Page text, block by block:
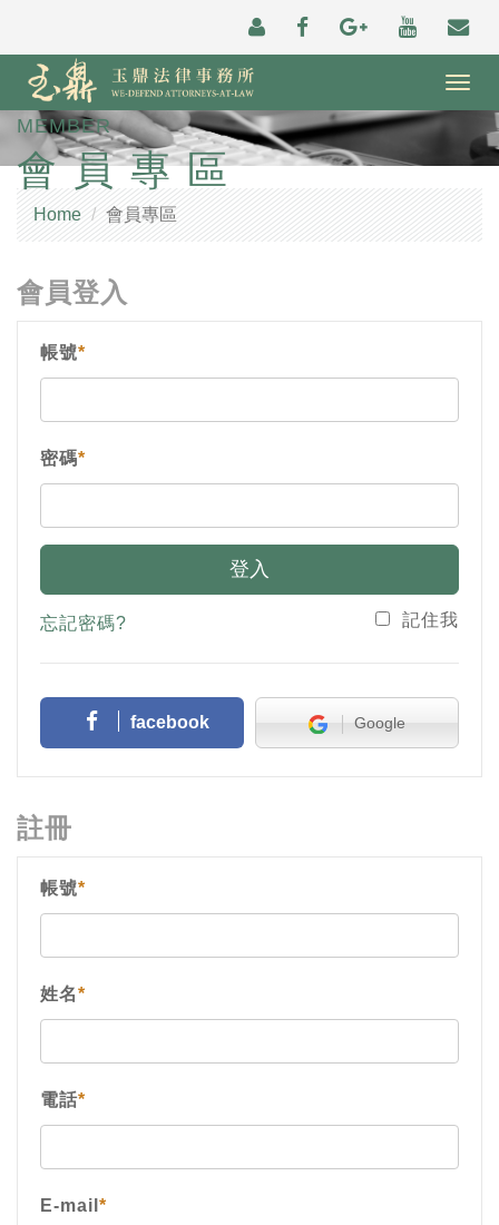
MEMBER
會員專區
Home 會員專區
會員登入
帳號*
密碼*
登入
忘記密碼? 記住我
facebook Google
註冊
帳號*
姓名*
電話*
E-mail *